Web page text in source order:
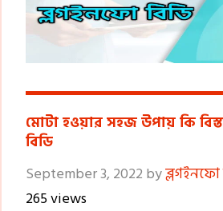
মোটা হওয়ার সহজ উপায় কি
বিডি
September 3, 2022 byব্লগইনফো
265 views